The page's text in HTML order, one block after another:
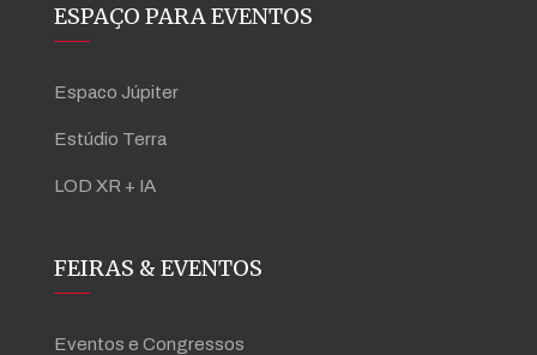
ESPAÇO PARA EVENTOS
Espaco Júpiter
Estúdio Terra
LOD XR + IA
FEIRAS & EVENTOS
Eventos e Congressos